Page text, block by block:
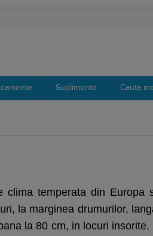
Suplimente Cauta
temperata din Europa
la marginea drumurilor,
la 80 cm, in locuri insorite.